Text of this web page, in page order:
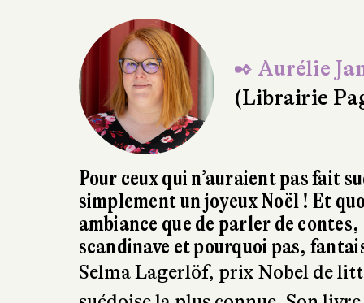
✒ Aurélie
Pour ceux qui n’auraient pas fait
simplement un joyeux Noël ! Et
ambiance que de parler de
scandinave et pourquoi pas,